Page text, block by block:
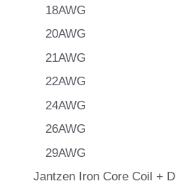
18AWG
20AWG
21AWG
22AWG
24AWG
26AWG
29AWG
Jantzen Iron Core Coil +